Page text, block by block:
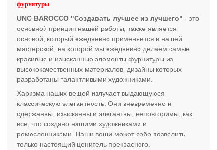
фурнитуры
UNO BAROCCO "Создавать лучшее из лучшего" - это
основной принцип нашей работы, также является
основой, который ежедневно применяется в нашей
мастерской, на которой мы ежедневно делаем самые
красивые и изысканные элементы фурнитуры из
высококачественных материалов, дизайны которых
разработаны талантливыми художниками.
Харизма наших вещей излучает выдающуюся
классическую элегантность. Они вневременно и
сдержанны, изысканны и элегантны, неповторимы, как
все, что создано нашими художниками и
ремесленниками. Наши вещи может себе позволить
только настоящий ценитель прекрасного.